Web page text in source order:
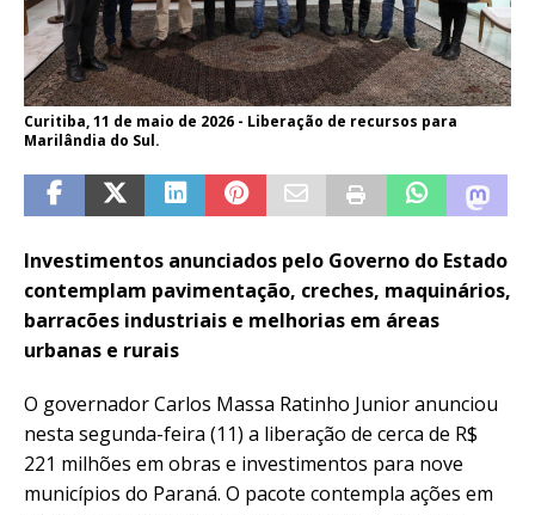
Curitiba, 11 de maio de 2026 - Liberação de recursos para
Marilândia do Sul.
Investimentos anunciados pelo Governo do Estado
contemplam pavimentação, creches, maquinários,
barracões industriais e melhorias em áreas
urbanas e rurais
O governador Carlos Massa Ratinho Junior anunciou
nesta segunda-feira (11) a liberação de cerca de R$
221 milhões em obras e investimentos para nove
municípios do Paraná. O pacote contempla ações em